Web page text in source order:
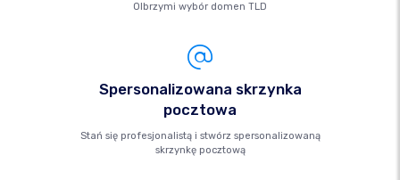
Olbrzymi wybór domen TLD
Spersonalizowana skrzynka
pocztowa
Stań się profesjonalistą i stwórz spersonalizowaną
skrzynkę pocztową